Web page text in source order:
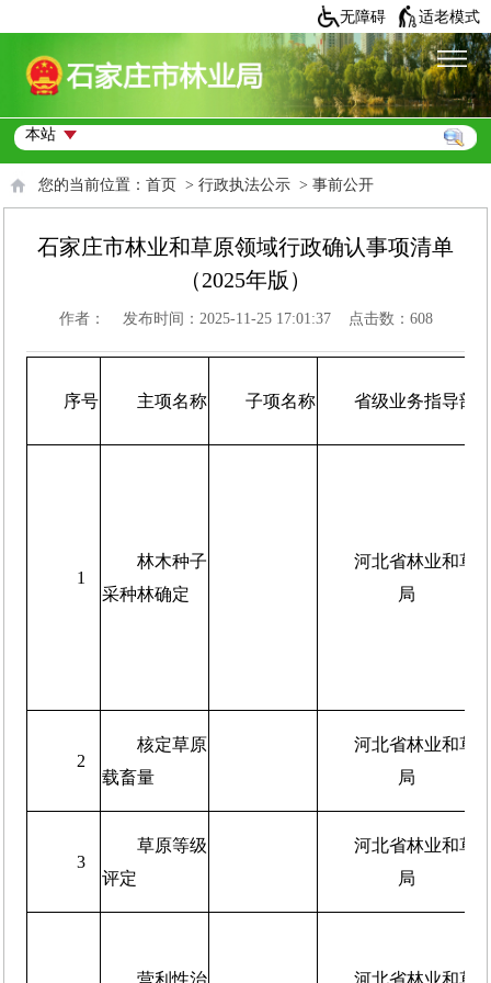
无障碍 适老模式
您的当前位置： 首页 > 行政执法公示 > 事前公开
石家庄市林业和草原领域行政确认事项清单
（2025年版）
作者： 发布时间：2025-11-25 17:01:37 点击数： 608
序号 主项名称 子项名称 省级业务指导部
1
林木种子
采种林确定
河北省林业和草
局
2
核定草原
载畜量
河北省林业和草
局
3
草原等级
评定
河北省林业和草
局